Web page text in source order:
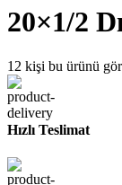
20×1/2
12 kişi bu ürünü
Hızlı Teslimat